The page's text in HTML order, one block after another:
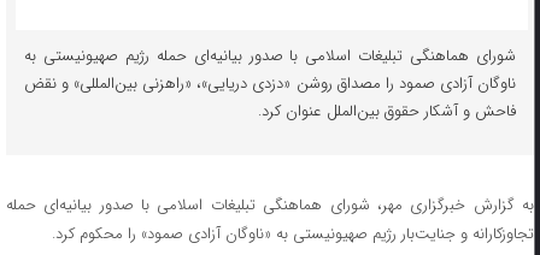
شورای هماهنگی تبلیغات اسلامی با صدور بیانیه‌ای حمله رژیم صهیونیستی به
ناوگان آزادی صمود را مصداق روشن «دزدی دریایی»، «راهزنی بین‌المللی» و نقض
فاحش و آشکار حقوق بین‌الملل عنوان کرد.
به گزارش خبرگزاری مهر، شورای هماهنگی تبلیغات اسلامی با صدور بیانیه‌ای حمله
تجاوزکارانه و جنایت‌بار رژیم صهیونیستی به «ناوگان آزادی صمود» را محکوم کرد.